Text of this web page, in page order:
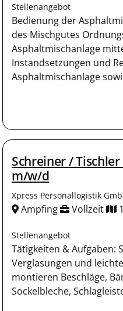
Stellenangebot
Bedienung der
des Mischgutes
Asphaltmischanlage
Instandsetzungen und
Asphaltmischanlage
Schreiner /
m/w/d
Xpress Personallogistik
Ampfing Vollzeit
Stellenangebot
Tätigkeiten & Aufgaben:
Verglasungen und
montieren Beschläge,
Sockelbleche,